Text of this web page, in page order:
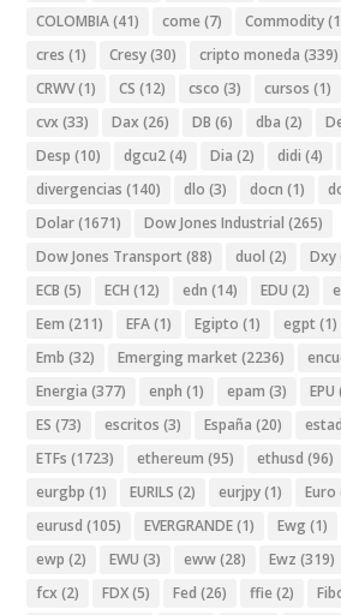
COLOMBIA(41) come (7) Commodity
cres (1) Cresy(30) cripto moneda (339)
CRWV(1) CS (12) csco (3) cursos (1)
cvx (33) Dax (26) DB (6) dba (2)
Desp (10) dgcu2(4) Dia (2) didi (4)
divergencias (140) dlo (3) docn (1)
Dolar(1671) Dow Jones Industrial (265)
Dow Jones Transport (88) duol (2) Dxy
ECB (5) ECH (12) edn (14) EDU (2)
Eem (211) EFA(1) Egipto (1) egpt (1)
Emb (32) Emerging market (2236)
Energia (377) enph (1) epam (3) EPU
ES (73) escritos (3) España (20)
ETFs (1723) ethereum (95) ethusd (96)
eurgbp (1) EURILS (2) eurjpy(1) Euro
eurusd (105) EVERGRANDE(1) Ewg (1)
ewp (2) EWU (3) eww(28) Ewz (319)
fcx (2) FDX(5) Fed (26) ffie (2)